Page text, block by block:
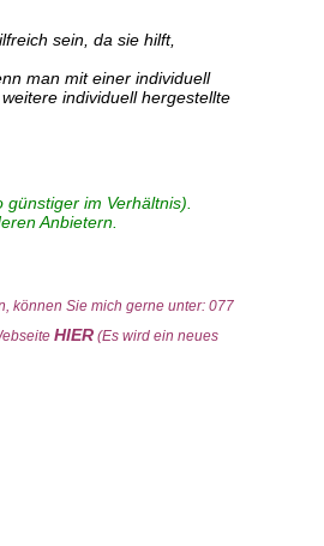
sein, da sie hilft,
man mit einer individuell
individuell hergestellte
im Verhältnis).
Anbietern.
können Sie mich gerne unter: 077
HIER (Es wird ein neues